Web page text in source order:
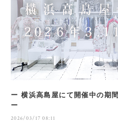
ー 横浜高島屋にて開催中の期
ー
2026/03/17 08:11